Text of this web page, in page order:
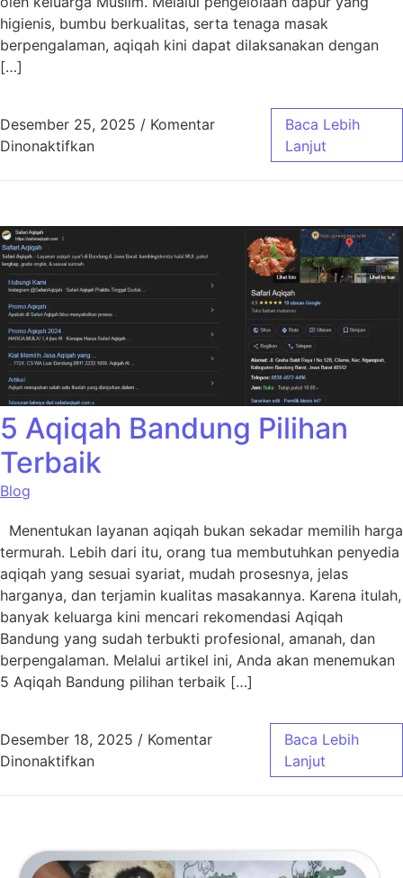
higienis, bumbu berkualitas, serta tenaga masak
berpengalaman, aqiqah kini dapat dilaksanakan dengan
[…]
Desember 25, 2025 / Komentar
Dinonaktifkanpada Aqiqah Bandung Jasa Masak
Baca Lebih
Lanjut
5 Aqiqah Bandung Pilihan
Terbaik
Blog
Menentukan layanan aqiqah bukan sekadar memilih harga
termurah. Lebih dari itu, orang tua membutuhkan penyedia
aqiqah yang sesuai syariat, mudah prosesnya, jelas
harganya, dan terjamin kualitas masakannya. Karena itulah,
banyak keluarga kini mencari rekomendasi Aqiqah
Bandung yang sudah terbukti profesional, amanah, dan
berpengalaman. Melalui artikel ini, Anda akan menemukan
5 Aqiqah Bandung pilihan terbaik […]
Desember 18, 2025 / Komentar
Dinonaktifkanpada 5 Aqiqah Bandung Pilihan Terbaik
Baca Lebih
Lanjut